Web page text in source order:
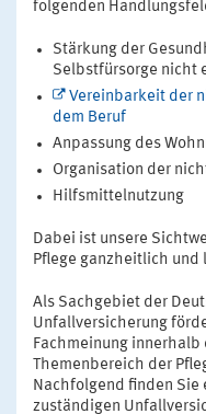
folgenden
Stärkung der
Selbstfürsorge nicht
Vereinbarkeit der
dem Beruf
Anpassung des
Organisation der
Hilfsmittelnutzung
Dabei ist unsere
Pflege ganzheitlich
Als Sachgebiet der
Unfallversicherung
Fachmeinung
Themenbereich der
Nachfolgend finden Sie
zuständigen